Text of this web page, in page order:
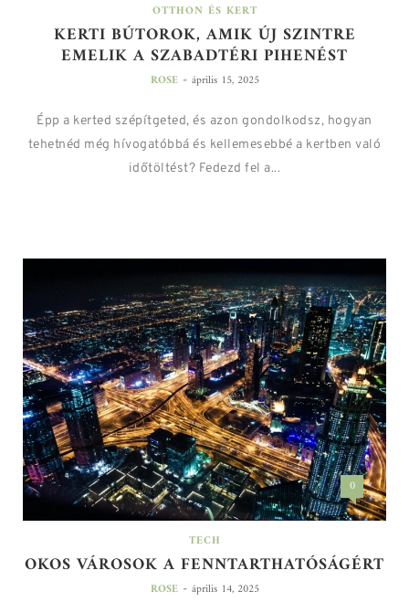
OTTHON ÉS KERT
KERTI BÚTOROK, AMIK ÚJ SZINTRE
EMELIK A SZABADTÉRI PIHENÉST
ROSE - április 15, 2025
Épp a kerted szépítgeted, és azon gondolkodsz, hogyan
tehetnéd még hívogatóbbá és kellemesebbé a kertben való
időtöltést? Fedezd fel a...
0
TECH
OKOS VÁROSOK A FENNTARTHATÓSÁGÉRT
ROSE - április 14, 2025